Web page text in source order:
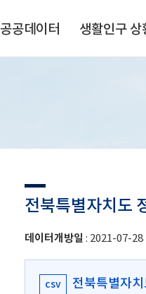
공공데이터 생활인구 상
전북특별자치도
데이터개방일 : 2021-07-28
csv 전북특별자